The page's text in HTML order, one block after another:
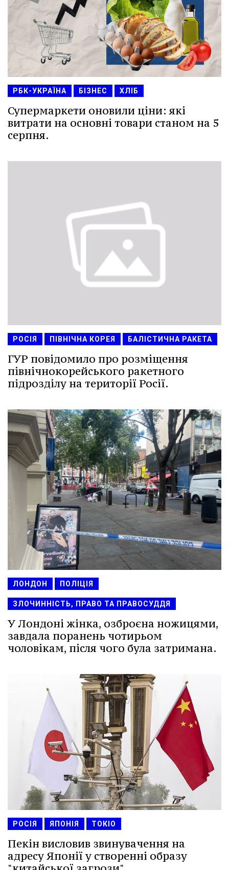
РБК-УКРАЇНА БІЗНЕС ХЛІБ
Супермаркети оновили ціни: які
витрати на основні товари станом на 5
серпня.
РОСІЯ ПІВНІЧНА КОРЕЯ БАЛІСТИЧНА РАКЕТА
ГУР повідомило про розміщення
північнокорейського ракетного
підрозділу на території Росії.
ЛОНДОН ПОЛІЦІЯ
ЗЛОЧИННІСТЬ, ПРАВО ТА ПРАВОСУДДЯ
У Лондоні жінка, озброєна ножицями,
завдала поранень чотирьом
чоловікам, після чого була затримана.
РОСІЯ ЯПОНІЯ ТОКІО
Пекін висловив звинувачення на
адресу Японії у створенні образу